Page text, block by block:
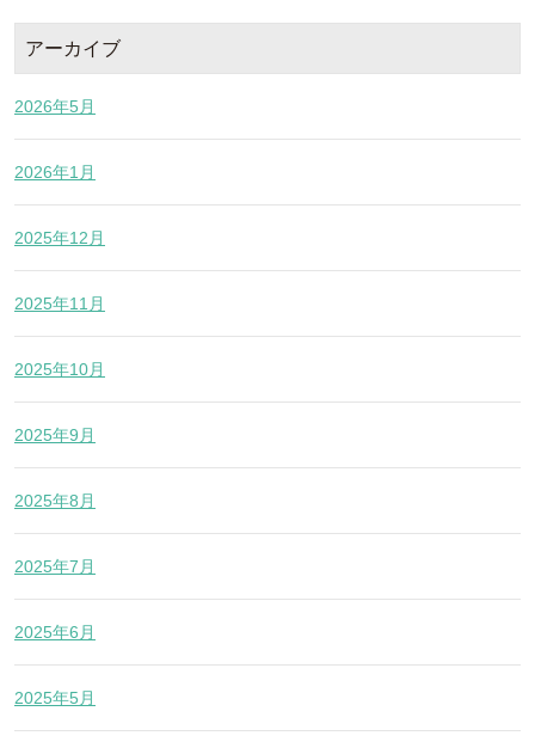
アーカイブ
2026年5月
2026年1月
2025年12月
2025年11月
2025年10月
2025年9月
2025年8月
2025年7月
2025年6月
2025年5月